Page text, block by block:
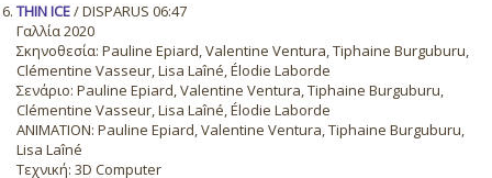
THIN ICE/ DISPARUS 06:47
Γαλλία 2020
Σκηνοθεσία: Pauline Epiard, Valentine Ventura, Tiphaine Burguburu,
Clémentine Vasseur, Lisa Laîné, Élodie Laborde
Σενάριο: Pauline Epiard, Valentine Ventura, Tiphaine Burguburu,
Clémentine Vasseur, Lisa Laîné, Élodie Laborde
ANIMATION: Pauline Epiard, Valentine Ventura, Tiphaine Burguburu,
Lisa Laîné
Τεχνική: 3D Computer